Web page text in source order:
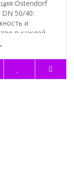
Ostendorf
DN 50/40:
и
в каждой
Почему стоит